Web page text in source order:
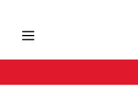
Buscar